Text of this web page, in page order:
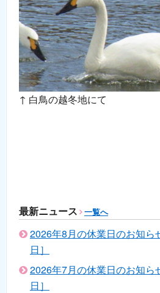
↑ 白鳥の越冬地にて
最新ニュース 一覧へ
2026年8月の休業日のお知ら
日］
2026年7月の休業日のお知ら
日］